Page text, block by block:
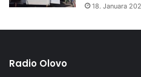
18. Januara
Radio Olovo